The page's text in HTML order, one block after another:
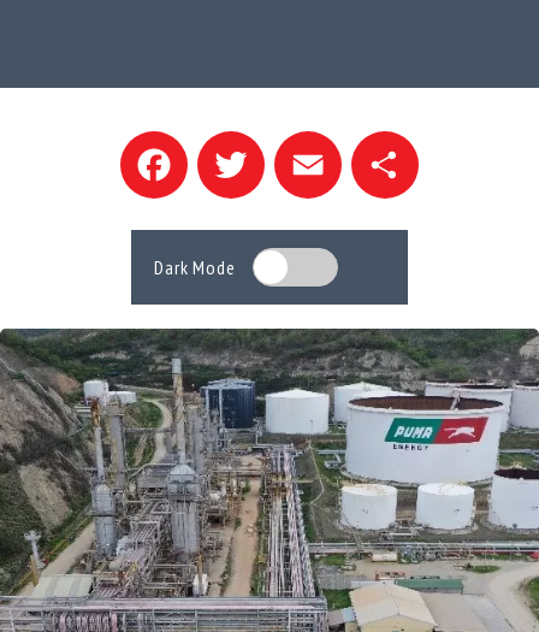
Facebook Twitter Email
Compartir
Dark Mode